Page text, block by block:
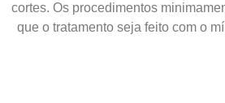
cortes. Os procedimentos
que o tratamento seja feito com o